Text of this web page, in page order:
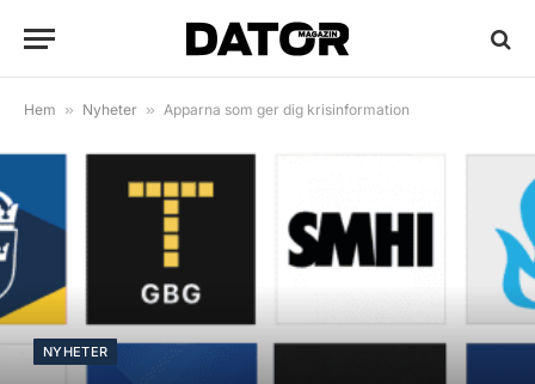
Hem » Nyheter » Apparna som ger dig krisinformation
NYHETER